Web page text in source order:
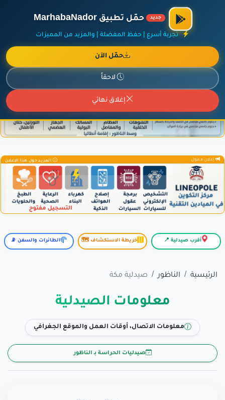
الراعي الرسمي لمنصة مرحباناظور،
أضف نشاطك مجاناً| آخر الإضافات|
جديد حمّل تطبيق MarhabaNador
تجربة أسرع | حفظ المفضلة | والمزيد من المميزات
حمّل الآن
لاحقاً
إغلاق نهائي
المزيد حول هذا الإعلان
إعلان ممول المزيد حول هذا الإعلان
أقرب صيدلية 📍 خريطة الاستكشاف 🗺️ الطائرات والسفن 📡
الرئيسية الناظور صيدلية مكة
معلومات الصيدلية
معلومات الاتصال، أوقات العمل والموقع الجغرافي
صيدليات الحراسة بـ الناظور